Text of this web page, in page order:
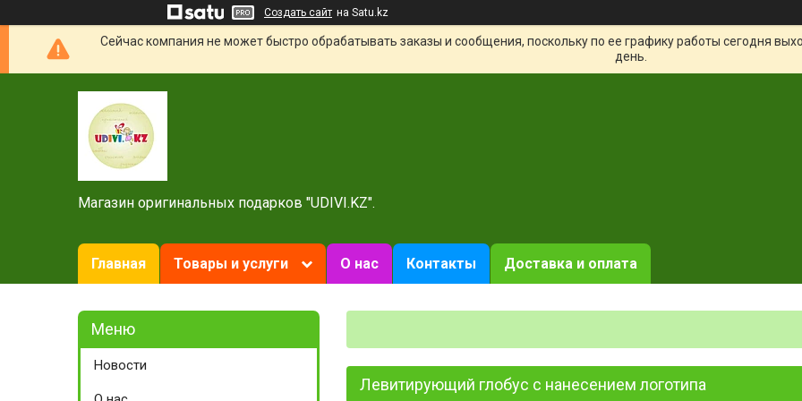
Создать сайт на Satu.kz
Сейчас компания не может быстро обрабатывать заказы и сообщения, поскольку по ее графику работы сегодня
день.
Магазин оригинальных подарков "UDIVI.KZ".
Главная Товары и услуги О нас Контакты Доставка и оплата
Левитирующий глобус с нанесением логотипа
Новости